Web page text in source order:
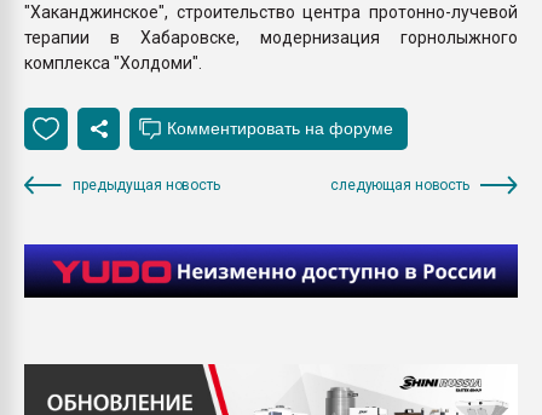
"Хаканджинское", строительство центра протонно-лучевой
терапии в Хабаровске, модернизация горнолыжного
комплекса "Холдоми".
предыдущая новость следующая новость